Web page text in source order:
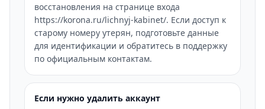
восстановления на странице входа
https://korona.ru/lichnyj-kabinet/. Если доступ к
старому номеру утерян, подготовьте данные
для идентификации и обратитесь в поддержку
по официальным контактам.
Если нужно удалить аккаунт